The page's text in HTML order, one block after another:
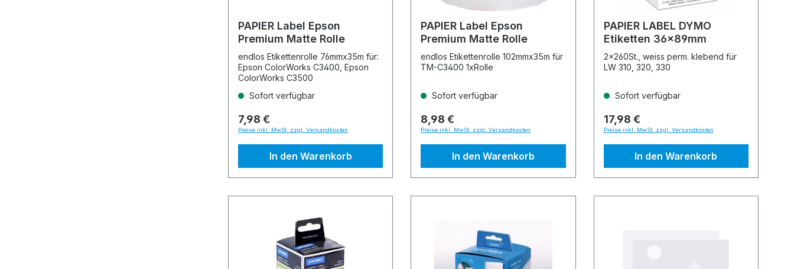
PAPIER Label Epson
Premium Matte Rolle
endlos Etikettenrolle 76mmx35m für:
Epson ColorWorks C3400, Epson
ColorWorks C3500
Sofort verfügbar
7,98 €
Preise inkl. MwSt. zzgl. Versandkosten
In den Warenkorb
PAPIER Label Epson
Premium Matte Rolle
endlos Etikettenrolle 102mmx35m für
TM-C3400 1xRolle
Sofort verfügbar
8,98 €
Preise inkl. MwSt. zzgl. Versandkosten
In den Warenkorb
PAPIER LABEL DYMO
Etiketten 36x89mm
2x260St., weiss perm. klebend für
LW 310, 320, 330
Sofort verfügbar
17,98 €
Preise inkl. MwSt. zzgl. Versandkosten
In den Warenkorb